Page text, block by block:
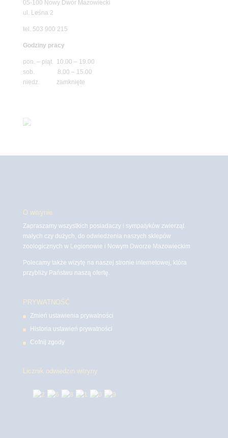
05-100 Nowy Dwór Mazowiecki
ul. Leśna 2
tel. 503 900 215
Godziny pracy
pon. – piąt. 10.00 – 19.00
sob. 8.00 – 15.00
niedz. zamknięte
O witrynie
Zapraszamy wszystkich posiadaczy i sympatyków zwierząt
małych czy dużych, do odwiedzenia naszych sklepów
zoologicznych w Legionowie i Nowym Dworze Mazowieckim
Polecamy także wizytę na naszej stronie internetowej, która
przybliży Państwu naszą ofertę.
PRYWATNOŚĆ
Zmień ustawienia prywatności
Historia ustawień prywatności
Cofnij zgody
Licznik odwiedzin witryny